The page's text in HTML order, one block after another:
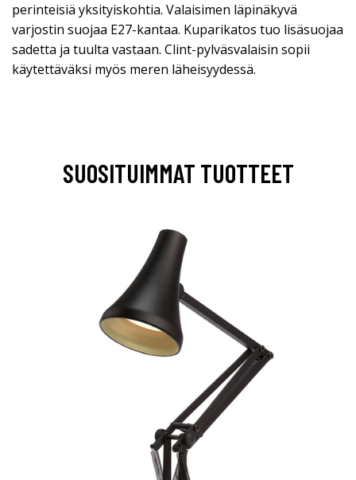
perinteisiä yksityiskohtia. Valaisimen läpinäkyvä
varjostin suojaa E27-kantaa. Kuparikatos tuo lisäsuojaa
sadetta ja tuulta vastaan. Clint-pylväsvalaisin sopii
käytettäväksi myös meren läheisyydessä.
SUOSITUIMMAT TUOTTEET